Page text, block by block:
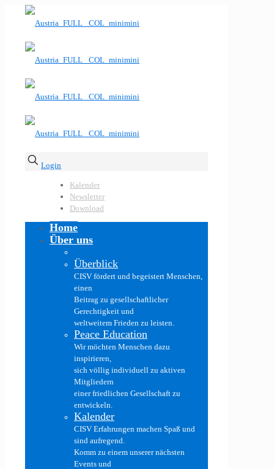
Login
Kalender
Newsletter
Download
Home
Über uns
Überblick
CISV fördert und begeistert Menschen,
einen
Beitrag zu gesellschaftlicher
Gerechtigkeit und
weltweitem Frieden zu leisten.
Peace Education
Wir möchten Menschen dazu
inspirieren,
sich völlig individuell zu aktiven
Mitgliedern
einer friedlichen Gesellschaft zu
entwickeln.
Kalender
CISV Erfahrungen machen Spaß und
sind aufregend.
Komm zu einem unserer nächsten
Events und